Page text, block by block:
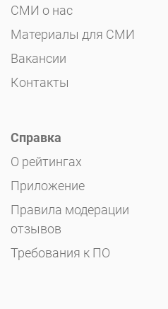
СМИ о нас
Материалы для СМИ
Вакансии
Контакты
Справка
О рейтингах
Приложение
Правила модерации
отзывов
Требования к ПО